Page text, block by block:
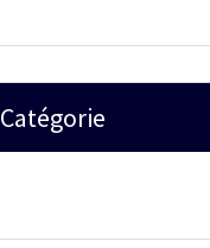
Catégorie